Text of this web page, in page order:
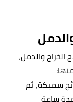
الخراج والدمل،
سميكة، ثم